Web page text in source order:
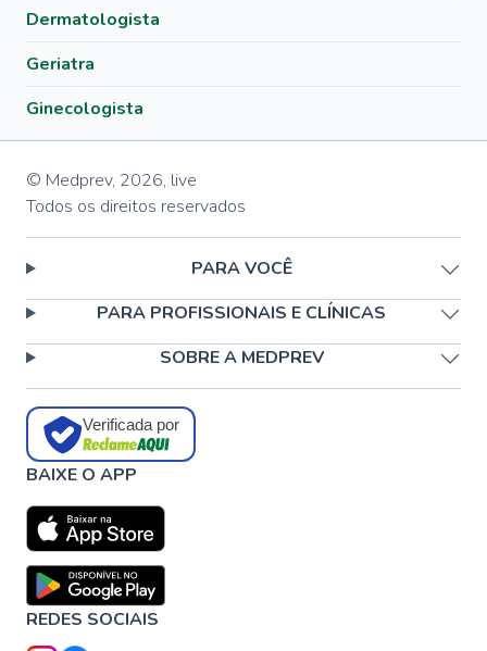
Dermatologista
Geriatra
Ginecologista
© Medprev, 2026, live
Todos os direitos reservados
PARA VOCÊ
PARA PROFISSIONAIS E CLÍNICAS
SOBRE A MEDPREV
Verificada por
BAIXE O APP
REDES SOCIAIS